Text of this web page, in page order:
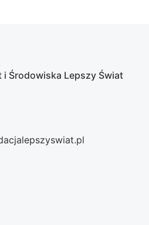
i Środowiska Lepszy Świat